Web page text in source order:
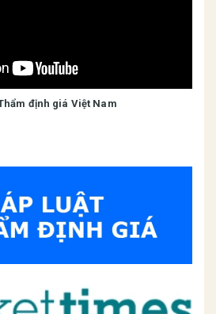
định giá Việt Nam